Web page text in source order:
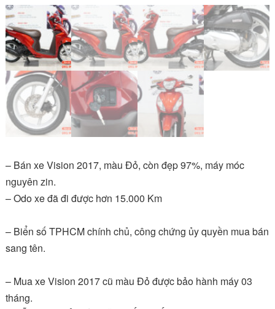
– Bán xe Vision 2017, màu Đỏ, còn đẹp 97%, máy móc
nguyên zin.
– Odo xe đã đi được hơn 15.000 Km
– Biển số TPHCM chính chủ, công chứng ủy quyền mua bán
sang tên.
– Mua xe Vision 2017 cũ màu Đỏ được bảo hành máy 03
tháng.